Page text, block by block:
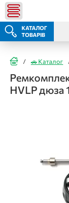
КАТАЛОГ
ТОВАРІВ
/ 🚗 Каталог
HVLP дюза